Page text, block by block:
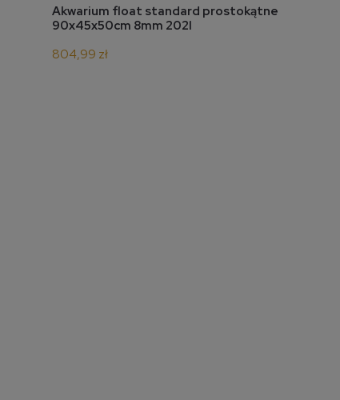
do koszyka
Akwarium float standard prostokątne
90x45x50cm 8mm 202l
804,99 zł